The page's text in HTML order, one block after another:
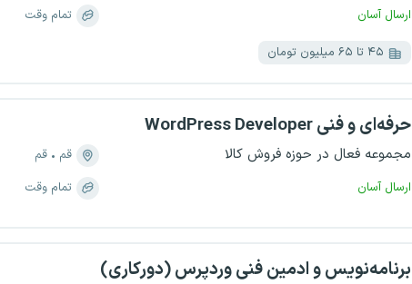
ارسال آسان
تمام وقت
۴۵ تا ۶۵ میلیون تومان
WordPress Developer حرفه‌ای و فنی
مجموعه فعال در حوزه فروش کالا
ارسال آسان
قم
قم
تمام وقت
برنامه‌نویس و ادمین فنی وردپرس (دورکاری)